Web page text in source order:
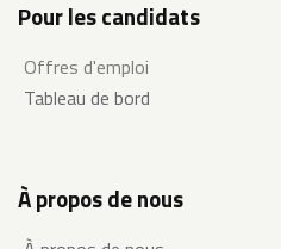
Pour les candidats
Offres d'emploi
Tableau de bord
À propos de nous